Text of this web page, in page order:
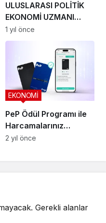
ULUSLARASI POLİTİK
EKONOMİ UZMANI
ARDA ÖZEREL ile
BORSA VE YATIRIM
1 yıl önce
PeP Ödül Programı ile
Harcamalarınız
Kazanca Dönüşssün
EKONOMİ
2 yıl önce
Gerekli alanlar